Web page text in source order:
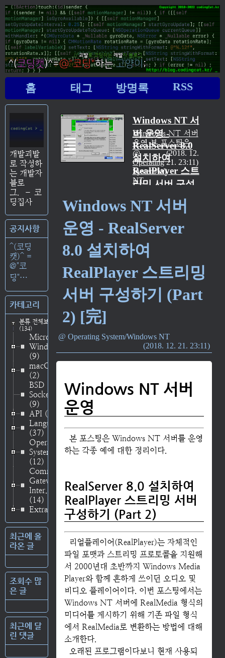
홈 태그 방명록 RSS
개발괴발
로 작성하
는 개발자
블로
그.
– 코
딩집사
공지사항
^(코딩
캣)^ =
@"코
딩"⋯
카테고리
분류 전체보기
(134)
Microsoft
Windows
(9)
macOS
(2)
BSD
Socket
(9)
API (48)
Language
(37)
Operating
System
(12)
Common
Gateway
Inter..
(14)
Extras
최근에 올
라온 글
조회수 많
은 글
최근에 달
린 댓글
Windows NT 서
버 운영 -
RealServer 8.0
설치하여
RealPlayer 스트
리밍 서버 구성
하기 (Part 2)
[完]
Windows NT 서버
운영 본 포스팅은
Windows NT 서버
를 운영하는 각종
예에 대한 정리이다.
RealServer 8.0 설
스트리밍 서버 구성
하기 (Part 2) 리얼
(RealPlayer)는 자
스트리밍 프로토콜
을 지원해서 2000
년대 초반까지
Windows Media
Player와 함께 흔하
게 쓰이던 오디오
및 비디오 플레이어
서버에 RealMedia
형식의 미디어를 게
시하기 위해 기존
파일 형식에서
하는 방법에 대해
소개한다. 오래된 프
지원하지 않는다.
Microsoft MPEG-
4 Video v3 이하의
Operating
System/Windows
NT
2018. 12.
21. 23:11
Windows NT 서버
운영 - RealServer
8.0 설치하여
RealPlayer 스트리밍
서버 구성하기 (Part
2) [完]
Operating System/Windows NT
2018. 12. 21. 23:11
Windows NT 서버
운영
본 포스팅은 Windows NT 서버를 운영
하는 각종 예에 대한 정리이다.
RealServer 8.0 설치하여
RealPlayer 스트리밍 서버
구성하기 (Part 2)
리얼플레이어(RealPlayer)는 자체적인
파일 포맷과 스트리밍 프로토콜을 지원해
서 2000년대 초반까지 Windows Media
Player와 함께 흔하게 쓰이던 오디오 및
비디오 플레이어이다. 이번 포스팅에서는
Windows NT 서버에 RealMedia 형식의
미디어를 게시하기 위해 기존 파일 형식
에서 RealMedia로 변환하는 방법에 대해
소개한다.
오래된 프로그램이다보니 현재 사용되